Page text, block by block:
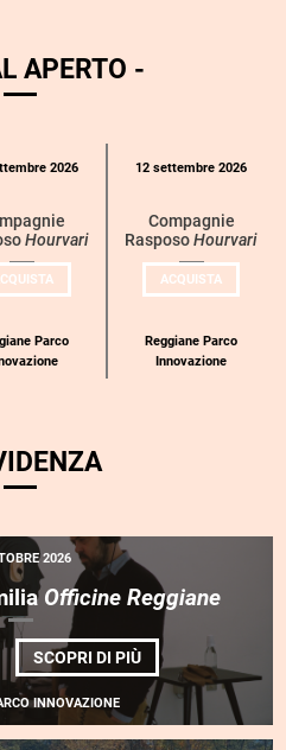
APERTO -
2026
Hourvari
UN
BIGLIETTO
Parco
12 settembre 2026
Compagnie
RasposoHourvari
ACQUISTAUN
BIGLIETTO
Reggiane Parco
Innovazione
2026
Officine Reggiane
SCOPRI DI PIÙDI
SQUARE
REGGIO
EMILIA
<EM>OFFICINE
REGGIANE</EM>
INNOVAZIONE